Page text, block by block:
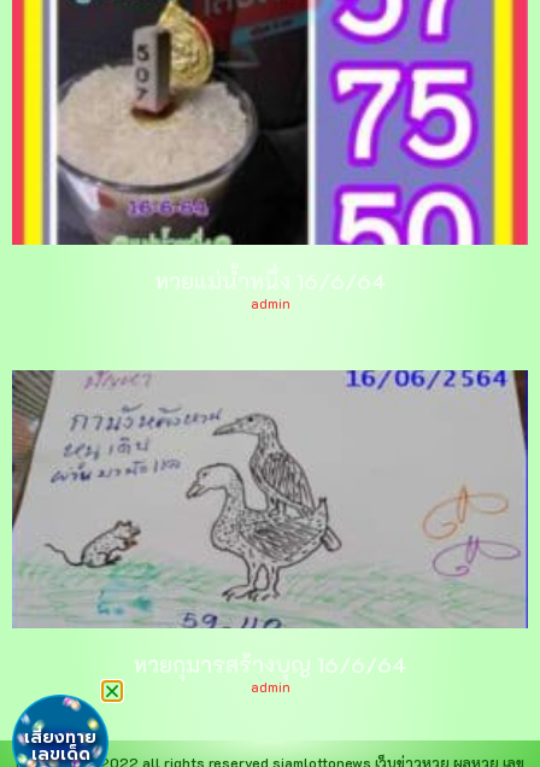
หวยแม่น้ำหนึ่ง 16/6/64
admin
หวยกุมารสร้างบุญ 16/6/64
admin
copyright © 2022 all rights reservedsiamlottonews เว็บข่าวหวย ผลหวย เลข
เสี่ยงทาย
เลขเด็ด